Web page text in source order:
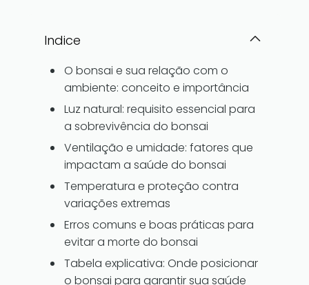
Indice
O bonsai e sua relação com o
ambiente: conceito e importância
Luz natural: requisito essencial para
a sobrevivência do bonsai
Ventilação e umidade: fatores que
impactam a saúde do bonsai
Temperatura e proteção contra
variações extremas
Erros comuns e boas práticas para
evitar a morte do bonsai
Tabela explicativa: Onde posicionar
o bonsai para garantir sua saúde